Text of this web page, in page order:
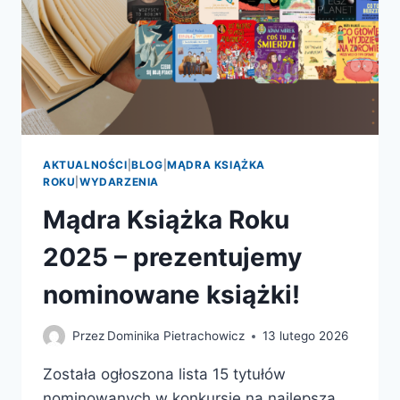
AKTUALNOŚCI |BLOG |MĄDRA KSIĄŻKA
ROKU WYDARZENIA
Mądra Książka Roku
2025 – prezentujemy
nominowane książki!
Przez Dominika Pietrachowicz 13 lutego 2026
Została ogłoszona lista 15 tytułów